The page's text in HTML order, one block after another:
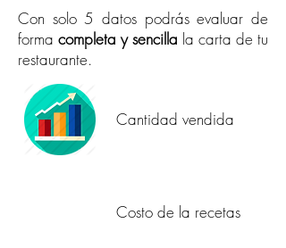
Con solo 5 datos podrás evaluar de
forma completa y sencilla la carta de tu
restaurante.
Cantidad vendida
Costo de la recetas